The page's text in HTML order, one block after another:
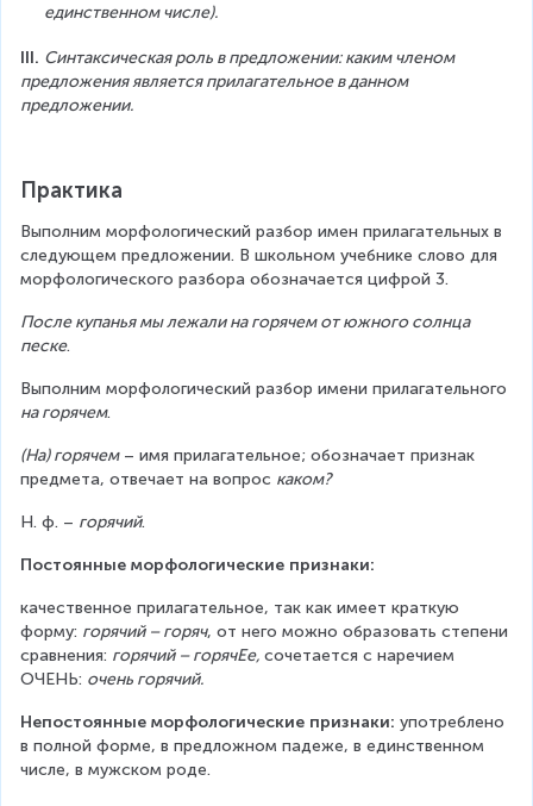
единственном числе).
III. Синтаксическая роль в предложении: каким членом
предложения является прилагательное в данном
предложении.
Практика
Выполним морфологический разбор имен прилагательных в
следующем предложении. В школьном учебнике слово для
морфологического разбора обозначается цифрой 3.
После купанья мы лежали на горячем от южного солнца
песке.
Выполним морфологический разбор имени прилагательного
на горячем.
(На) горячем – имя прилагательное; обозначает признак
предмета, отвечает на вопрос каком?
Н. ф. – горячий.
Постоянные морфологические признаки:
качественное прилагательное, так как имеет краткую
форму: горячий – горяч, от него можно образовать степени
сравнения: горячий – горячЕе, сочетается с наречием
ОЧЕНЬ: очень горячий.
Непостоянные морфологические признаки: употреблено
в полной форме, в предложном падеже, в единственном
числе, в мужском роде.